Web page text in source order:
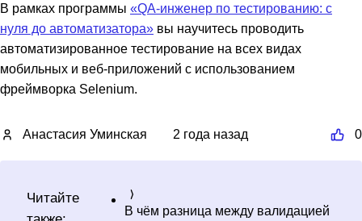
В рамках программы «QA-инженер по тестированию: с
нуля до автоматизатора» вы научитесь проводить
автоматизированное тестирование на всех видах
мобильных и веб-приложений с использованием
фреймворка Selenium.
Анастасия Уминская 2 года назад 0
Читайте
В чём разница между валидацией